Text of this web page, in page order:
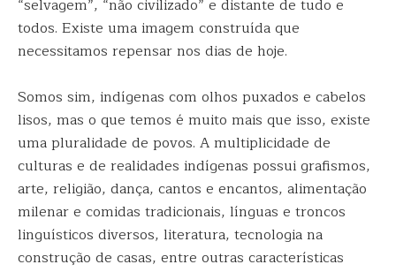
“selvagem”, “não civilizado” e distante de tudo e
todos. Existe uma imagem construída que
necessitamos repensar nos dias de hoje.
Somos sim, indígenas com olhos puxados e cabelos
lisos, mas o que temos é muito mais que isso, existe
uma pluralidade de povos. A multiplicidade de
culturas e de realidades indígenas possui grafismos,
arte, religião, dança, cantos e encantos, alimentação
milenar e comidas tradicionais, línguas e troncos
linguísticos diversos, literatura, tecnologia na
construção de casas, entre outras características